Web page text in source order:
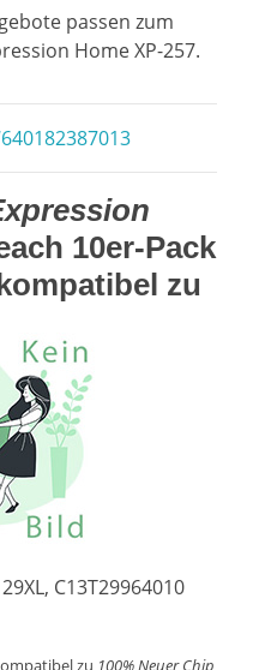
passen zum
Home XP-257.
10er-Pack
zu
C13T29964010
zu 100% Neuer Chip